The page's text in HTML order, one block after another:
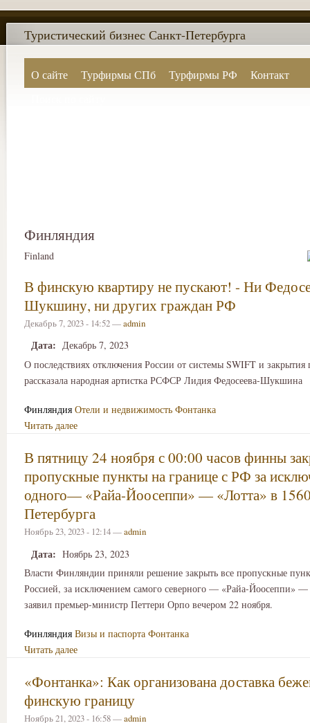
О сайте Турфирмы СПб Турфирмы РФ
Контакт
Туристический бизнес Санкт-Петербурга
Финляндия
Finland
В финскую квартиру не пускают! - Ни
Шукшину, ни других граждан РФ
Декабрь 7, 2023 - 14:52 —admin
Дата: Декабрь 7, 2023
О последствиях отключения России от системы SWIFT и закрытия
рассказала народная артистка РСФСР Лидия Федосеева-Шукшина
Финляндия Отели и недвижимость Фонтанка
Читать далее
В пятницу 24 ноября с 00:00 часов финны
пропускные пункты на границе с РФ за
одного— «Райа-Йоосеппи» — «Лотта» в
Петербурга
Ноябрь 23, 2023 - 12:14 —admin
Дата: Ноябрь 23, 2023
Власти Финляндии приняли решение закрыть все пропускные
Россией, за исключением самого северного — «Райа-Йоосеппи» —
заявил премьер-министр Петтери Орпо вечером 22 ноября.
Финляндия Визы и паспорта Фонтанка
Читать далее
«Фонтанка»: Как организована доставка
финскую границу
Ноябрь 21, 2023 - 16:58 —admin